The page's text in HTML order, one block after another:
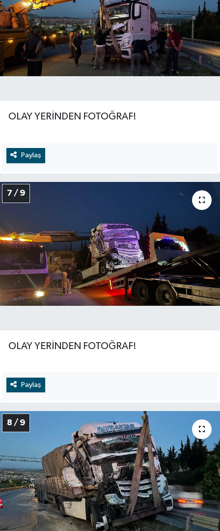
OLAY YERİNDEN FOTOĞRAF!
Paylaş
7 / 9
OLAY YERİNDEN FOTOĞRAF!
Paylaş
8 / 9